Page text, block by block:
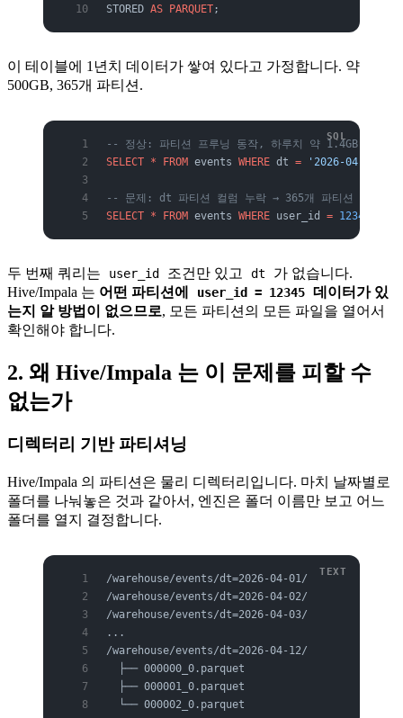
STORED AS PARQUET ;
이 테이블에 1년치 데이터가 쌓여 있다고 가정합니다. 약
500GB, 365개 파티션.
-- 정상: 파티션 프루닝 동작, 하루치 약 1.4GB 만 스캔
SELECT * FROM events WHERE dt = '2026-04-12'
-- 문제: dt 파티션 컬럼 누락 → 365개 파티션 전체 스
SELECT * FROM events WHERE user_id = 12345
두 번째 쿼리는 user_id 조건만 있고 dt
가 없습니다.
Hive/Impala 는 어떤 파티션에 user_id = 12345 데이터가 있
는지 알 방법이 없으므로, 모든 파티션의 모든 파일을 열어서
확인해야 합니다.
2. 왜 Hive/Impala 는 이 문제를 피할 수
없는가
디렉터리 기반 파티셔닝
Hive/Impala 의 파티션은 물리 디렉터리입니다. 마치 날짜별로
폴더를 나눠놓은 것과 같아서, 엔진은 폴더 이름만 보고 어느
폴더를 열지 결정합니다.
/warehouse/events/dt=2026-04-01/
/warehouse/events/dt=2026-04-02/
/warehouse/events/dt=2026-04-03/
...
/warehouse/events/dt=2026-04-12/
  ├── 000000_0.parquet
  ├── 000001_0.parquet
  └── 000002_0.parquet